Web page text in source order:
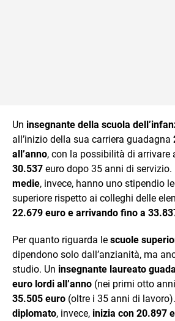
Un insegnante della scuola
all’inizio della sua carriera guadagna
all’anno, con la possibilità di arrivare
30.537 euro dopo 35 anni di servizio.
medie, invece, hanno uno stipendio
superiore rispetto ai colleghi delle
22.679 euro e arrivando fino a
Per quanto riguarda le scuole
dipendono solo dall’anzianità, ma
studio. Un insegnante laureato
euro lordi all’anno (nei primi otto
35.505 euro (oltre i 35 anni di
diplomato, invece, inizia con 20.897